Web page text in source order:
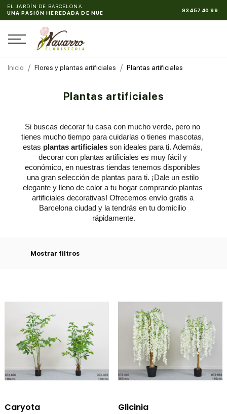
EL JARDÍN DE BARCELONA
UNA PASIÓN HEREDADA DE NUESTRO ABUELO
93 457 40 99
Inicio Flores y plantas artificiales Plantas artificiales
Plantas artificiales
Si buscas decorar tu casa con mucho verde, pero no
tienes mucho tiempo para cuidarlas o tienes mascotas,
estas plantas artificiales son ideales para ti. Además,
decorar con plantas artificiales es muy fácil y
económico, en nuestras tiendas tenemos disponibles
una gran selección de plantas para ti. ¡Dale un estilo
elegante y lleno de color a tu hogar comprando plantas
artificiales decorativas! Ofrecemos envío gratis a
Barcelona ciudad y la tendrás en tu domicilio
rápidamente.
Mostrar filtros
Caryota Glicinia